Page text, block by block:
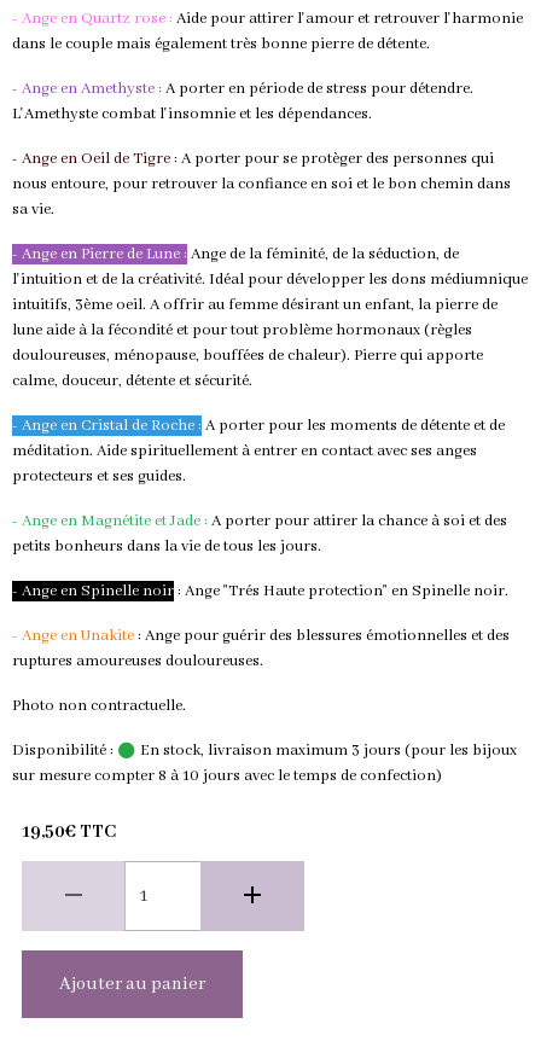
- Ange en Quartz rose : Aide pour attirer l'amour et retrouver l'harmonie
dans le couple mais également très bonne pierre de détente.
- Ange en Amethyste : A porter en période de stress pour détendre.
L'Amethyste combat l'insomnie et les dépendances.
- Ange en Oeil de Tigre : A porter pour se protèger des personnes qui
nous entoure, pour retrouver la confiance en soi et le bon chemin dans
sa vie.
- Ange en Pierre de Lune : Ange de la féminité, de la séduction, de
l'intuition et de la créativité. Idéal pour développer les dons médiumnique
intuitifs, 3ème oeil. A offrir au femme désirant un enfant, la pierre de
lune aide à la fécondité et pour tout problème hormonaux (règles
douloureuses, ménopause, bouffées de chaleur). Pierre qui apporte
calme, douceur, détente et sécurité.
- Ange en Cristal de Roche : A porter pour les moments de détente et de
méditation. Aide spirituellement à entrer en contact avec ses anges
protecteurs et ses guides.
- Ange en Magnétite et Jade : A porter pour attirer la chance à soi et des
petits bonheurs dans la vie de tous les jours.
- Ange en Spinelle noir: Ange "Trés Haute protection" en Spinelle noir.
- Ange en Unakite: Ange pour guérir des blessures émotionnelles et des
ruptures amoureuses douloureuses.
Photo non contractuelle.
Disponibilité :
En stock, livraison maximum 3 jours (pour les bijoux
sur mesure compter 8 à 10 jours avec le temps de confection)
19,50€ TTC
Ajouter au panier